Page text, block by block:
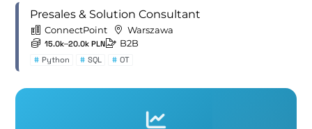
Presales & Solution Consultant
ConnectPoint Warszawa
15.0k–20.0k PLN B2B
# Python # SQL # OT